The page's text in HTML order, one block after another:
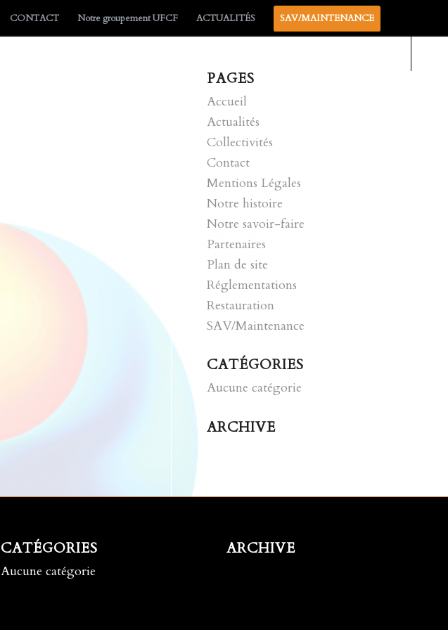
CONTACT Notre groupement UFCF ACTUALITÉS SAV/MAINTENANCE
PAGES
Accueil
Actualités
Collectivités
Contact
Mentions Légales
Notre histoire
Notre savoir-faire
Partenaires
Plan de site
Réglementations
Restauration
SAV/Maintenance
CATÉGORIES
Aucune catégorie
ARCHIVE
CATÉGORIES
Aucune catégorie
ARCHIVE